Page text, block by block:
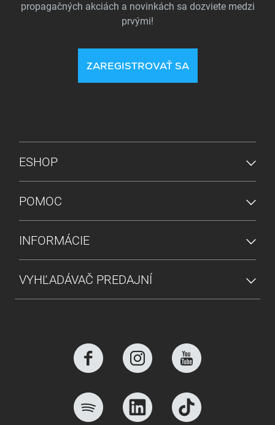
propagačných akciách a novinkách sa dozviete medzi
prvými!
ZAREGISTROVAŤ SA
PONUKA V PÄTE
ESHOP
POMOC
INFORMÁCIE
VYHĽADÁVAČ PREDAJNÍ